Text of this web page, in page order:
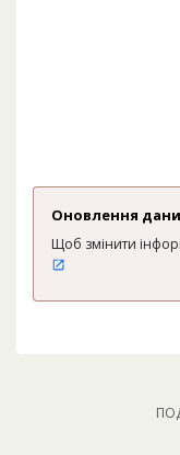
Оновлення
Щоб змінити